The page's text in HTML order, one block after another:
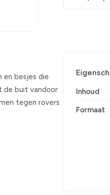
en besjes die
de buit vandoor
tegen rovers
Inhoud
Formaat